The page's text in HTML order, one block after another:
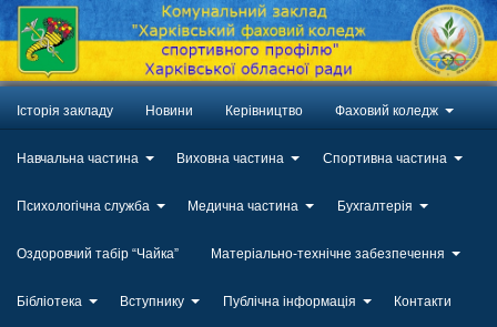
Історія закладу Новини Керівництво Фаховий коледж
Навчальна частина Виховна частина Спортивна частина
Психологічна служба Медична частина Бухгалтерія
Оздоровчий табір “Чайка” Матеріально-технічне забезпечення
Бібліотека Вступнику Публічна інформація Контакти